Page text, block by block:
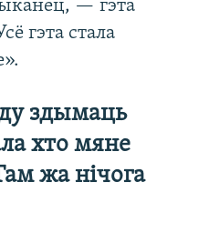
— гэта
гэта стала
здымаць
хто мяне
жа нічога